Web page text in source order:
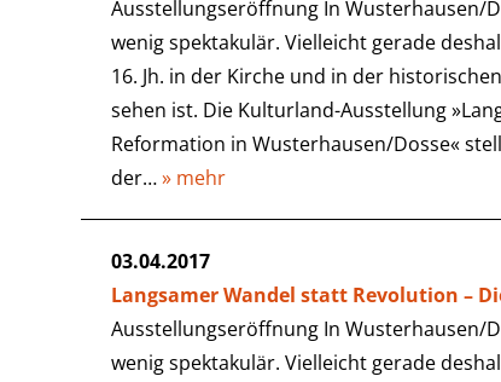
Ausstellungseröffnung In Wusterhausen/
wenig spektakulär. Vielleicht gerade
16. Jh. in der Kirche und in der
sehen ist. Die Kulturland-Ausstellung
Reformation in Wusterhausen/Dosse«
der…» mehr
03.04.2017
Langsamer Wandel statt Revolution –
Ausstellungseröffnung In Wusterhausen/
wenig spektakulär. Vielleicht gerade